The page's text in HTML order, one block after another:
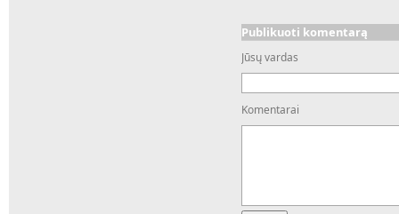
Publikuoti komentarą
Jūsų vardas
Komentarai